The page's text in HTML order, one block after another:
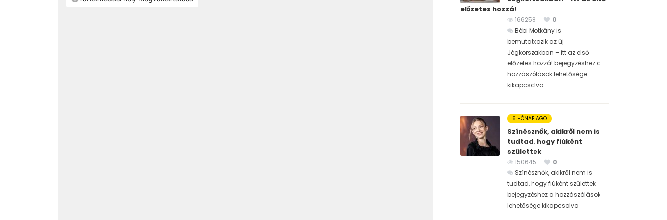
előzetes hozzá!
166258
0
Bébi Motkány is
bemutatkozik az új
Jégkorszakban – itt az első
előzetes hozzá! bejegyzéshez a
hozzászólások lehetősége
kikapcsolva
6 HÓNAP AGO
Színésznők, akikről nem is
tudtad, hogy fiúként
születtek
150645
0
Színésznők, akikről nem is
tudtad, hogy fiúként születtek
bejegyzéshez a hozzászólások
lehetősége kikapcsolva